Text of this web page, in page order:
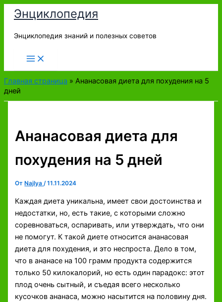
Перейти
содержимому
Энциклопедия
Энциклопедия знаний и полезных советов
Главная страница » Ананасовая диета для похудения на 5
дней
Ананасовая диета для
похудения на 5 дней
От Najlya/11.11.2024
Каждая диета уникальна, имеет свои достоинства и
недостатки, но, есть такие, с которыми сложно
соревноваться, оспаривать, или утверждать, что они
не помогут. К такой диете относится ананасовая
диета для похудения, и это неспроста. Дело в том,
что в ананасе на 100 грамм продукта содержится
только 50 килокалорий, но есть один парадокс: этот
плод очень сытный, и съедая всего несколько
кусочков ананаса, можно насытится на половину дня.